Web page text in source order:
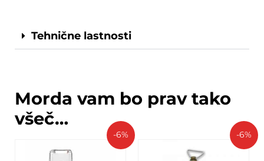
Tehnične lastnosti
Morda vam bo prav tako
všeč…
-6% -6%